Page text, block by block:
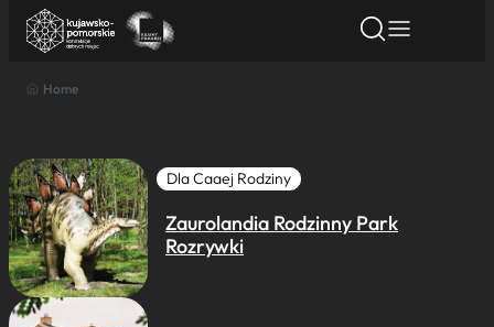
Nazwa atrakcji
Miasto
Kategoria
Home
Dla Caaej Rodziny
Zaurolandia Rodzinny Park
Rozrywki